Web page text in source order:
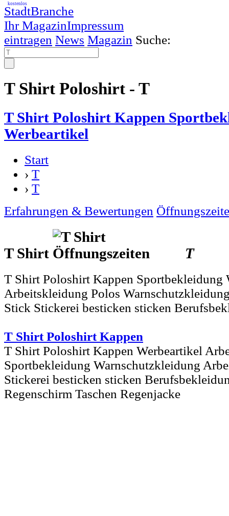
StadtBranche
Ihr MagazinImpressum
kostenlos
eintragen News Magazin Suche:
T Shirt Poloshirt - T
T Shirt Poloshirt Kappen
Werbeartikel
Start
› T
› T
Erfahrungen & Bewertungen
T Shirt T
T Shirt Poloshirt Kappen Sportbekleidung
Arbeitskleidung Polos
Stick Stickerei besticken sticken
T Shirt Poloshirt Kappen
T Shirt Poloshirt Kappen Werbeartikel
Sportbekleidung Warnschutzkleidung
Stickerei besticken sticken
Regenschirm Taschen Regenjacke